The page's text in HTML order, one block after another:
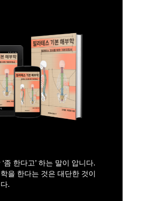
좀 한다고’ 하는 말이 압니다.
을 한다는 것은 대단한 것이
.